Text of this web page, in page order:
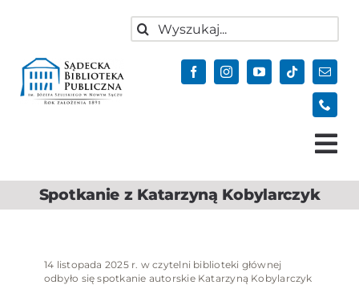
Szukaj
Aktualności
Biblioteka
Spotkanie z Katarzyną Kobylarczyk
14 listopada 2025 r. w czytelni biblioteki głównej
odbyło się spotkanie autorskie Katarzyną Kobylarczyk